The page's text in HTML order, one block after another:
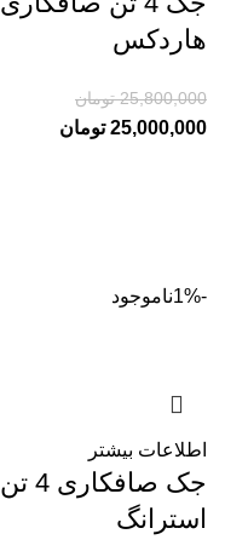
هاردکس
25,800,000 تومان
25,000,000 تومان
-1% ناموجود
اطلاعات بیشتر
جک صافکاری 4 تن
استرانگ